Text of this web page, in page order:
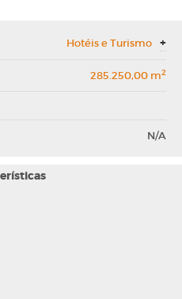
Hotéis e Turismo +
285.250,00 m2
N/A